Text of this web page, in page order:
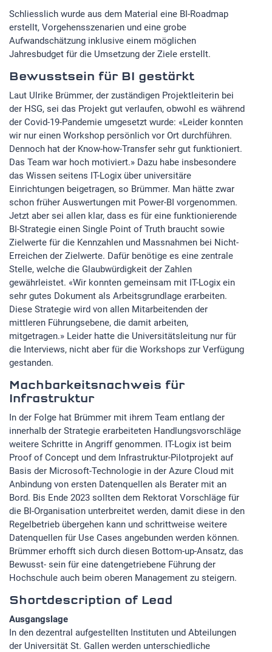
Schliesslich wurde aus dem Material eine BI-Roadmap
erstellt, Vorgehensszenarien und eine grobe
Aufwandschätzung inklusive einem möglichen
Jahresbudget für die Umsetzung der Ziele erstellt.
Bewusstsein für BI gestärkt
Laut Ulrike Brümmer, der zuständigen Projektleiterin bei
der HSG, sei das Projekt gut verlaufen, obwohl es während
der Covid-19-Pandemie umgesetzt wurde: «Leider konnten
wir nur einen Workshop persönlich vor Ort durchführen.
Dennoch hat der Know-how-Transfer sehr gut funktioniert.
Das Team war hoch motiviert.» Dazu habe insbesondere
das Wissen seitens IT-Logix über universitäre
Einrichtungen beigetragen, so Brümmer. Man hätte zwar
schon früher Auswertungen mit Power-BI vorgenommen.
Jetzt aber sei allen klar, dass es für eine funktionierende
BI-Strategie einen Single Point of Truth braucht sowie
Zielwerte für die Kennzahlen und Massnahmen bei Nicht-
Erreichen der Zielwerte. Dafür benötige es eine zentrale
Stelle, welche die Glaubwürdigkeit der Zahlen
gewährleistet. «Wir konnten gemeinsam mit IT-Logix ein
sehr gutes Dokument als Arbeitsgrundlage erarbeiten.
Diese Strategie wird von allen Mitarbeitenden der
mittleren Führungsebene, die damit arbeiten,
mitgetragen.» Leider hatte die Universitätsleitung nur für
die Interviews, nicht aber für die Workshops zur Verfügung
gestanden.
Machbarkeitsnachweis für
Infrastruktur
In der Folge hat Brümmer mit ihrem Team entlang der
innerhalb der Strategie erarbeiteten Handlungsvorschläge
weitere Schritte in Angriff genommen. IT-Logix ist beim
Proof of Concept und dem Infrastruktur-Pilotprojekt auf
Basis der Microsoft-Technologie in der Azure Cloud mit
Anbindung von ersten Datenquellen als Berater mit an
Bord. Bis Ende 2023 sollten dem Rektorat Vorschläge für
die BI-Organisation unterbreitet werden, damit diese in den
Regelbetrieb übergehen kann und schrittweise weitere
Datenquellen für Use Cases angebunden werden können.
Brümmer erhofft sich durch diesen Bottom-up-Ansatz, das
Bewusst- sein für eine datengetriebene Führung der
Hochschule auch beim oberen Management zu steigern.
Shortdescription of Lead
Ausgangslage
In den dezentral aufgestellten Instituten und Abteilungen
der Universität St. Gallen werden unterschiedliche